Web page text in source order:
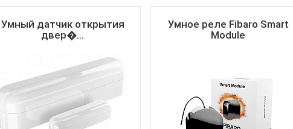
Умный датчик открытия
двер�...
Умное реле Fibaro Smart
Module